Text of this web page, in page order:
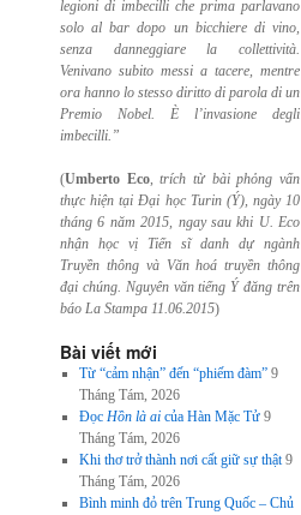
legioni di imbecilli che prima parlavano
solo albar dopo un bicchiere di vino,
senza danneggiare la collettività.
Venivano subito messi a tacere, mentre
ora hanno lo stesso diritto di parola di un
Premio Nobel. È l’invasione degli
imbecilli.”
(Umberto Eco,trích từ bài phỏng vấn
thực hiện tại Đại học Turin (Ý), ngày 10
tháng 6 năm 2015, ngay sau khi U. Eco
nhận học vị Tiến sĩ danh dự ngành
Truyền thông và Văn hoá truyền thông
đại chúng. Nguyên văn tiếng Ý đăng trên
báo La Stampa 11.06.2015)
Bài viết mới
Từ “cảm nhận” đến “phiếm đàm” 9
Tháng Tám, 2026
Đọc Hồn là aicủa Hàn Mặc Tử 9
Tháng Tám, 2026
Khi thơ trở thành nơi cất giữ sự thật 9
Tháng Tám, 2026
Bình minh đỏ trên Trung Quốc – Chủ